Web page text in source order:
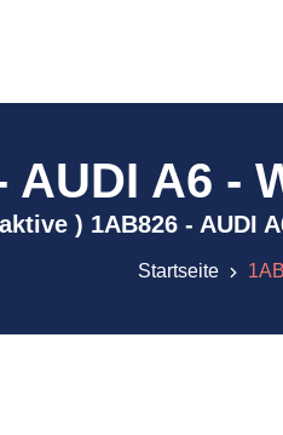
AUDI A6 -
) 1AB826 - AUDI
Startseite